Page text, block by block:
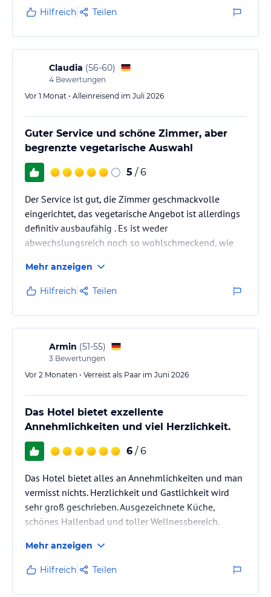
Familie Müller
Hilfreich Teilen
Claudia (56-60)
4 Bewertungen
Vor 1 Monat • Alleinreisend im Juli 2026
Guter Service und schöne Zimmer, aber
begrenzte vegetarische Auswahl
5 / 6
Der Service ist gut, die Zimmer geschmackvolle
eingerichtet, das vegetarische Angebot ist allerdings
definitiv ausbaufähig . Es ist weder
abwechslungsreich noch so wohlschmeckend, wie
Mehr anzeigen
Hilfreich Teilen
Armin (51-55)
3 Bewertungen
Vor 2 Monaten • Verreist als Paar im Juni 2026
Das Hotel bietet exzellente
Annehmlichkeiten und viel Herzlichkeit.
6 / 6
Das Hotel bietet alles an Annehmlichkeiten und man
vermisst nichts. Herzlichkeit und Gastlichkeit wird
sehr groß geschrieben. Ausgezeichnete Küche,
schönes Hallenbad und toller Wellnessbereich.
Mehr anzeigen
Hilfreich Teilen